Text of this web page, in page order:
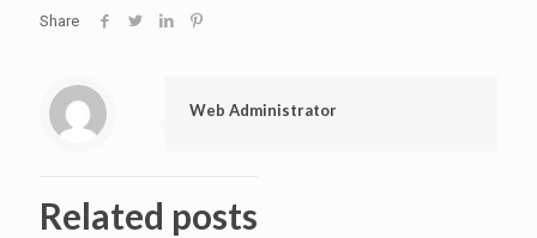
Share
Web Administrator
Related posts